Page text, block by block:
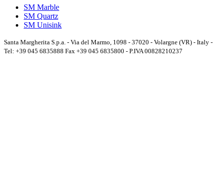
SM Marble
SM Quartz
SM Unisink
Santa Margherita S.p.a. - Via del Marmo, 1098 - 37020 - Volargne (VR) - Italy -
Tel: +39 045 6835888 Fax +39 045 6835800 - P.IVA 00828210237